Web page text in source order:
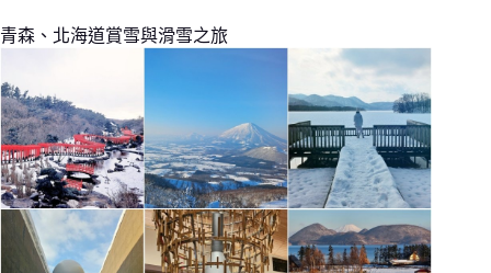
青森、北海道賞雪與滑雪之旅